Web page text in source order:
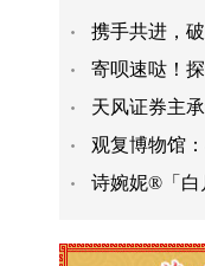
携手共进，
寄呗速哒！
天风证券主
观复博物馆
诗婉妮®「白